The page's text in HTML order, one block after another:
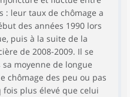
: leur taux de chômage a
des années 1990 lors
puis à la suite de la
de 2008-2009. Il se
moyenne de longue
chômage des peu ou pas
plus élevé que celui